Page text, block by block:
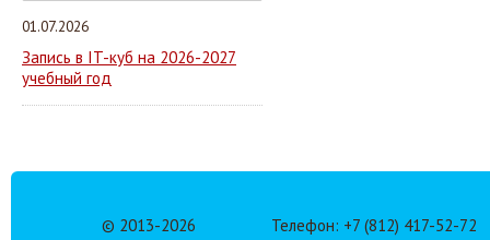
01.07.2026
Запись в IT-куб на 2026-2027
учебный год
© 2013-2026 Телефон: +7 (812) 417-52-72